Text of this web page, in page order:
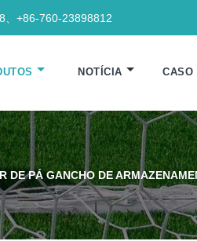
、+86-760-23898812
NOTÍCIA CASO
DE PÁ GANCHO DE